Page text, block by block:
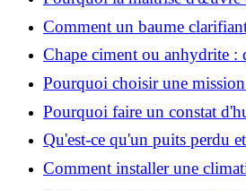
indispensable pour vos
Comment un baume
peut-il purifier la peau ?
Chape ciment ou anhydrite :
projet ?
Pourquoi choisir une
d’œuvre pour réussir vos
Pourquoi faire un constat
Qu'est-ce qu'un puits perdu
Comment installer une